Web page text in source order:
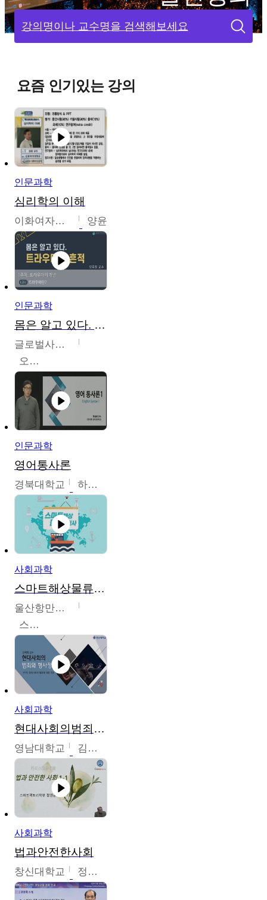
강의명이나 교수명을 검색해보세요
요즘 인기있는 강의
인문과학
심리학의 이해
이화여자대학교 양윤
인문과학
몸은 알고 있다. 트라우마의 흔적
글로벌사이버대학교
오주원
인문과학
영어통사론
경북대학교 하승완
사회과학
스마트해상물류관리사 교육과정2
울산항만공사
스마트해상물류관리사 교육위원회
사회과학
현대사회의범죄와형사정책
영남대학교 김혜정
사회과학
법과안전한사회
창신대학교 정연균